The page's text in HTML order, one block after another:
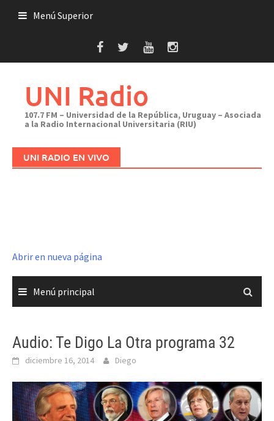
Menú Superior
UNI Radio
107.7 FM – Universidad de la República, Uruguay – Asociada
a la Radio Internacional Universitaria (RIU)
UNI RADIO EN VIVO
Abrir en nueva página
Menú principal
Audio: Te Digo La Otra programa 32
diciembre 16, 2014 Diego